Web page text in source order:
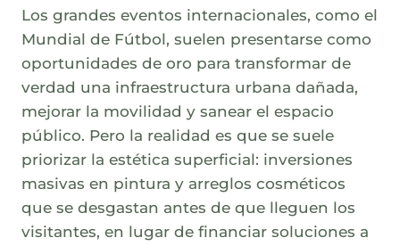
Los grandes eventos internacionales, como el
Mundial de Fútbol, suelen presentarse como
oportunidades de oro para transformar de
verdad una infraestructura urbana dañada,
mejorar la movilidad y sanear el espacio
público. Pero la realidad es que se suele
priorizar la estética superficial: inversiones
masivas en pintura y arreglos cosméticos
que se desgastan antes de que lleguen los
visitantes, en lugar de financiar soluciones a